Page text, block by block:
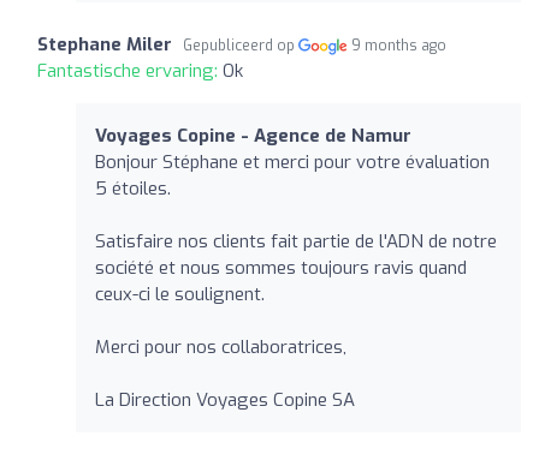
Stephane Miler Gepubliceerd op 9 months ago
Fantastische ervaring: Ok
Voyages Copine - Agence de Namur
Bonjour Stéphane et merci pour votre évaluation
5 étoiles.
Satisfaire nos clients fait partie de l'ADN de notre
société et nous sommes toujours ravis quand
ceux-ci le soulignent.
Merci pour nos collaboratrices,
La Direction Voyages Copine SA